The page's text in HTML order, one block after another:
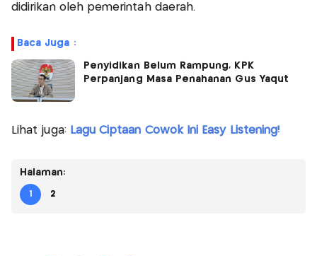
didirikan oleh pemerintah daerah.
Baca Juga :
Penyidikan Belum Rampung, KPK
Perpanjang Masa Penahanan Gus Yaqut
Lihat juga: Lagu Ciptaan Cowok Ini Easy Listening!
Halaman:
1 2